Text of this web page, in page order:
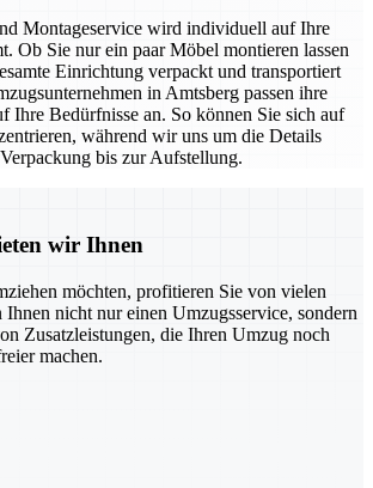
Montageservice wird individuell auf Ihre
Ob Sie nur ein paar Möbel montieren lassen
Einrichtung verpackt und transportiert
in Amtsberg passen ihre
Ihre Bedürfnisse an. So können Sie sich auf
während wir uns um die Details
bis zur Aufstellung.
wir Ihnen
möchten, profitieren Sie von vielen
nicht nur einen Umzugsservice, sondern
Zusatzleistungen, die Ihren Umzug noch
machen.